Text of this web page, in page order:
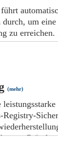
durch, um
zu erreichen.
die
das
und andere
(mehr)